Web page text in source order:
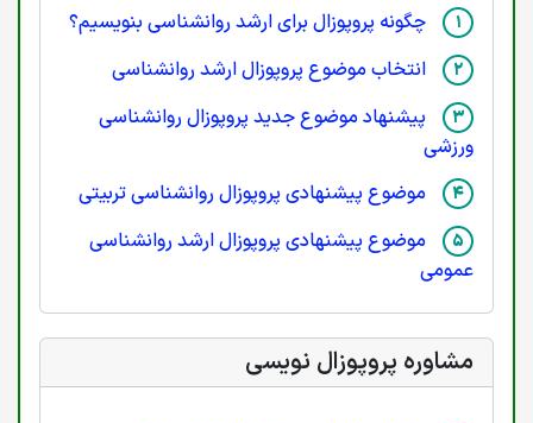
چگونه پروپوزال برای ارشد روانشناسی بنویسیم؟
انتخاب موضوع پروپوزال ارشد روانشناسی
پیشنهاد موضوع جدید پروپوزال روانشناسی
ورزشی
موضوع پیشنهادی پروپوزال روانشناسی تربیتی
موضوع پیشنهادی پروپوزال ارشد روانشناسی
عمومی
مشاوره پروپوزال نویسی